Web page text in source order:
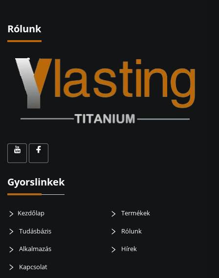
Rólunk
Gyorslinkek
Kezdőlap Termékek
Tudásbázis Rólunk
Alkalmazás Hírek
Kapcsolat